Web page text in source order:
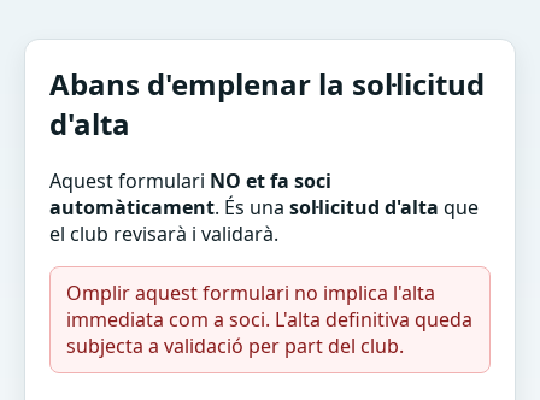
Abans d'emplenar la sol·licitud
d'alta
Aquest formulari NO et fa soci
automàticament. És una sol·licitud d'alta que
el club revisarà i validarà.
Omplir aquest formulari no implica l'alta
immediata com a soci. L'alta definitiva queda
subjecta a validació per part del club.